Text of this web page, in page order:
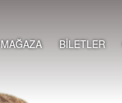
MAĞAZA BİLETLER